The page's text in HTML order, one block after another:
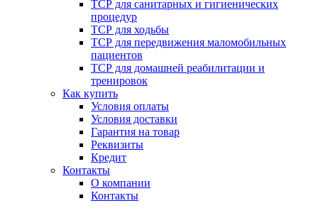
ТСР для санитарных и гигиенических
процедур
ТСР для ходьбы
ТСР для передвижения маломобильных
пациентов
ТСР для домашней реабилитации и
тренировок
Как купить
Условия оплаты
Условия доставки
Гарантия на товар
Реквизиты
Кредит
Контакты
О компании
Контакты